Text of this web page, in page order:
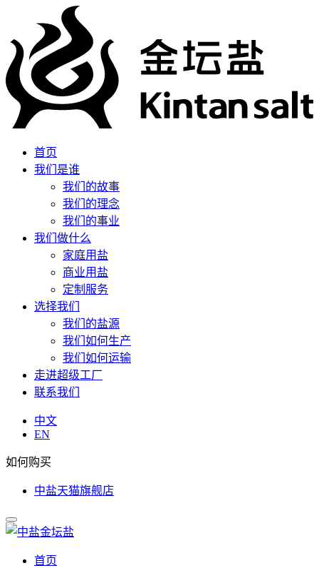
首页
我们是谁
我们的故事
我们的理念
我们的事业
我们做什么
家庭用盐
商业用盐
定制服务
选择我们
我们的盐源
我们如何生产
我们如何运输
走进超级工厂
联系我们
中文
EN
如何购买
中盐天猫旗舰店
首页